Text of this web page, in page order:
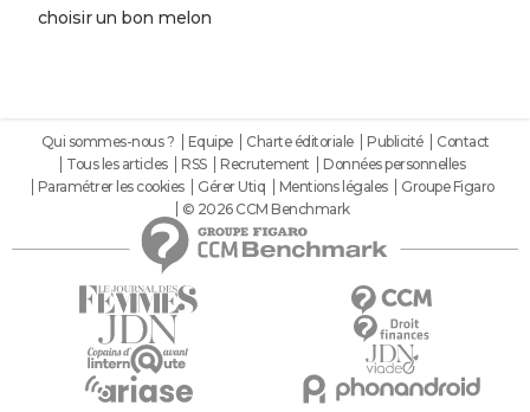
choisir un bon melon
Qui sommes-nous ? Equipe Charte éditoriale Publicité
Contact
Tous les articles
RSS Recrutement
Données personnelles
Paramétrer les cookies
Gérer Utiq Mentions légales
Groupe Figaro
© 2026 CCM Benchmark